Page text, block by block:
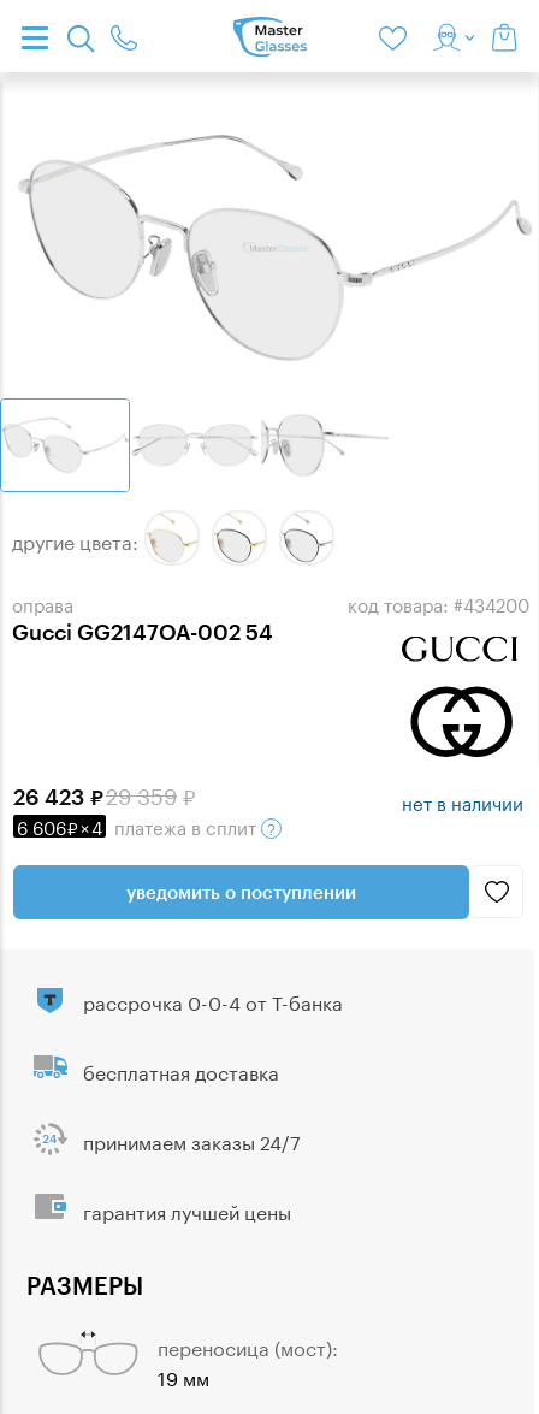
оправа
Gucci GG2147OA-002 54
код товара: #434200
другие цвета:
29 359
26 423
6 606 ×4 платежа в сплит
нет в наличии
уведомить о поступлении
РАЗМЕРЫ
переносица (мост):
19 мм
рассрочка 0-0-4 от Т-банка
бесплатная доставка
принимаем заказы 24/7
гарантия лучшей цены